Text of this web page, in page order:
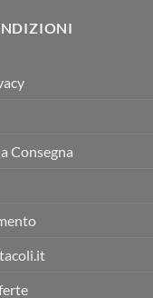
Consegna